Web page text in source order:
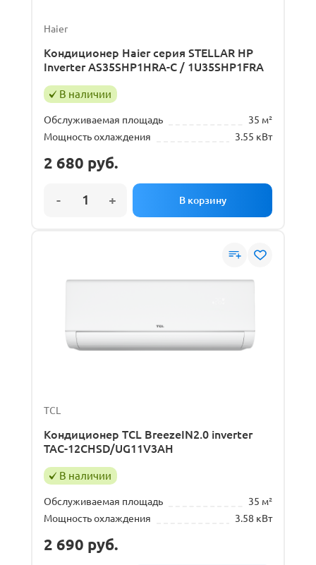
Haier
Кондиционер Haier серия STELLAR HP
Inverter AS35SHP1HRA-C / 1U35SHP1FRA
В наличии
Обслуживаемая площадь
35 м²
Мощность охлаждения
3.55 кВт
2 680 руб.
TCL
Кондиционер TCL BreezeIN2.0 inverter
TAC-12CHSD/UG11V3AH
В наличии
Обслуживаемая площадь
35 м²
Мощность охлаждения
3.58 кВт
2 690 руб.